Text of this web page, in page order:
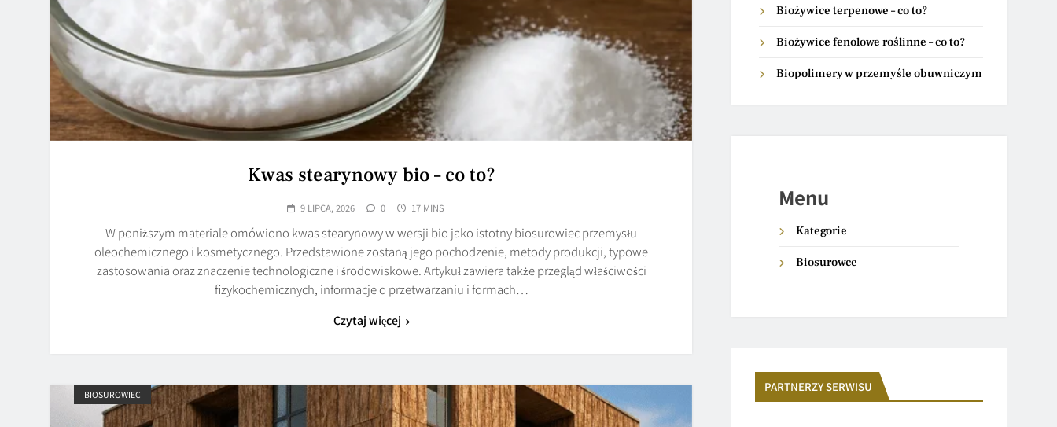
Kwas stearynowy bio – co to?
9 LIPCA, 2026 0 17 MINS
W poniższym materiale omówiono kwas stearynowy w wersji bio jako istotny biosurowiec przemysłu
oleochemicznego i kosmetycznego. Przedstawione zostaną jego pochodzenie, metody produkcji, typowe
zastosowania oraz znaczenie technologiczne i środowiskowe. Artykuł zawiera także przegląd właściwości
fizykochemicznych, informacje o przetwarzaniu i formach…
Czytaj więcej
BIOSUROWIEC
Biożywice terpenowe – co to?
Biożywice fenolowe roślinne – co to?
Biopolimery w przemyśle obuwniczym
Menu
Kategorie
Biosurowce
PARTNERZY SERWISU